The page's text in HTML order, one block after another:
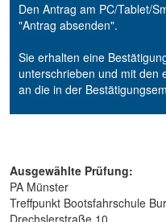
Den Antrag am PC/Tablet/
"Antrag absenden".
Sie erhalten eine
unterschrieben und mit den
an die in der
Ausgewählte Prüfung:
PA Münster
Treffpunkt Bootsfahrschule
Drechslerstraße 10